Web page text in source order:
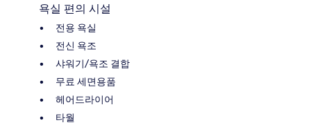
욕실 편의 시설
전용 욕실
전신 욕조
샤워기/욕조 결합
무료 세면용품
헤어드라이어
타월